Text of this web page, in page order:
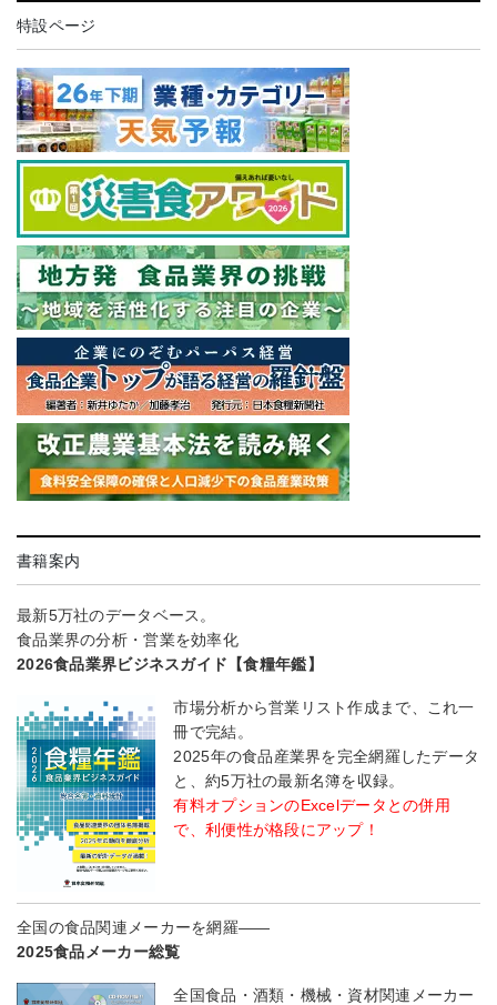
特設ページ
書籍案内
最新5万社のデータベース。
食品業界の分析・営業を効率化
2026食品業界ビジネスガイド【食糧年鑑】
市場分析から営業リスト作成まで、これ一
冊で完結。
2025年の食品産業界を完全網羅したデータ
と、約5万社の最新名簿を収録。
有料オプションのExcelデータとの併用
で、利便性が格段にアップ！
全国の食品関連メーカーを網羅――
2025食品メーカー総覧
全国食品・酒類・機械・資材関連メーカー